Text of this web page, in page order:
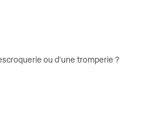
ou d'une tromperie ?